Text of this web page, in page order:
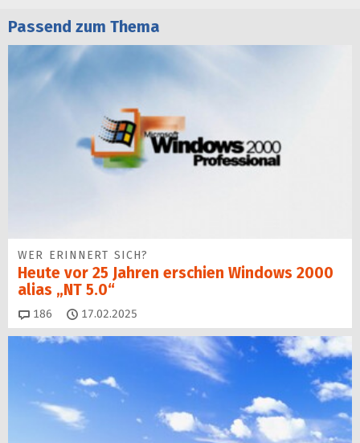
Passend zum Thema
WER ERINNERT SICH?
Heute vor 25 Jahren erschien Windows 2000
alias „NT 5.0“
186 Kommentare
17.02.2025